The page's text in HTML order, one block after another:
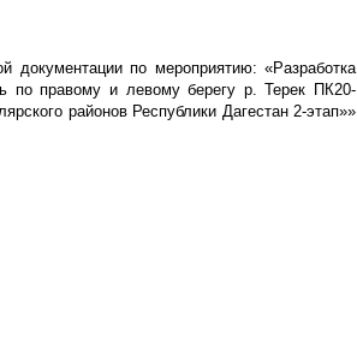
документации по мероприятию: «Разработка
по правому и левому берегу р. Терек ПК20-
районов Республики Дагестан 2-этап»»